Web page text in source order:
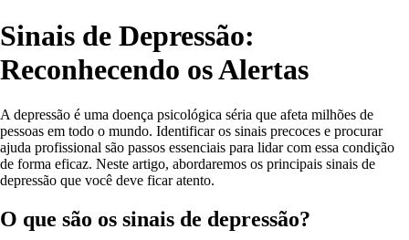
Sinais de Depressão:
Reconhecendo os Alertas
A depressão é uma doença psicológica séria que afeta milhões de
pessoas em todo o mundo. Identificar os sinais precoces e procurar
ajuda profissional são passos essenciais para lidar com essa condição
de forma eficaz. Neste artigo, abordaremos os principais sinais de
depressão que você deve ficar atento.
O que são os sinais de depressão?